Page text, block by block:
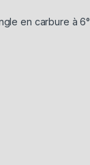
en carbure à 6°